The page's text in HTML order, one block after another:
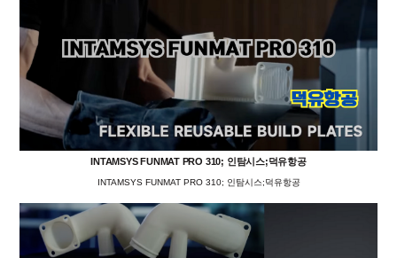
INTAMSYS FUNMAT PRO 310; 인탐시스;덕유항공
INTAMSYS FUNMAT PRO 310; 인탐시스;덕유항공